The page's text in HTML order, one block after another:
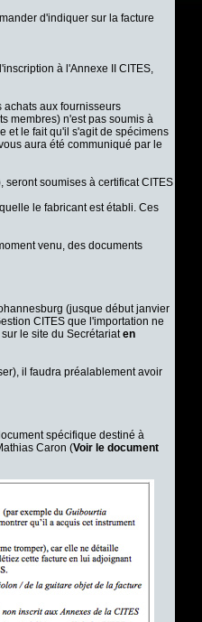
d'indiquer sur la facture
à l'Annexe II CITES,
achats aux fournisseurs
membres) n'est pas soumis à
et le fait qu'il s'agit de spécimens
aura été communiqué par le
soumises à certificat CITES
le fabricant est établi. Ces
venu, des documents
(jusque début janvier
CITES que l'importation ne
le site du Secrétariaten
il faudra préalablement avoir
spécifique destiné à
Caron (Voir le document